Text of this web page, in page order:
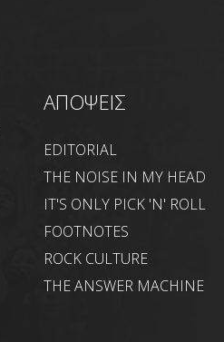
ΑΠΟΨΕΙΣ
EDITORIAL
THE NOISE IN MY HEAD
IT'S ONLY PICK 'N' ROLL
FOOTNOTES
ROCK CULTURE
THE ANSWER MACHINE